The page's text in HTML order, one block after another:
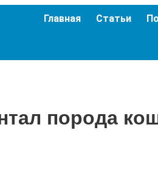
Главная Статьи
порода